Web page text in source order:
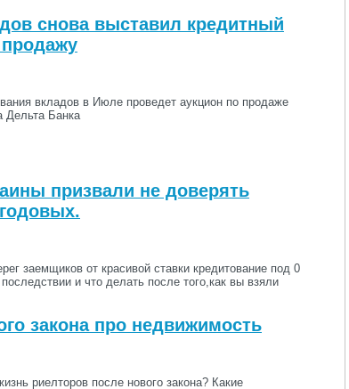
снова выставил кредитный
вкладов в Июле проведет аукцион по продаже
Дельта Банка
призвали не доверять
заемщиков от красивой ставки кредитование под 0
и что делать после того,как вы взяли
закона про недвижимость
риелторов после нового закона? Какие